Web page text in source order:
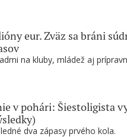
na kluby, mládež aj
eur. Zväz sa bráni
dva zápasy prvého kola.
v pohári: Šiestoligista